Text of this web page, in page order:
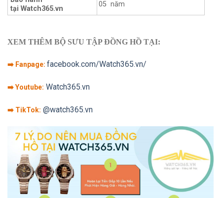
tại Watch365.vn
05 năm
XEM THÊM BỘ SƯU TẬP ĐỒNG HỒ TẠI:
➡️ Fanpage: facebook.com/Watch365.vn/
➡️ Youtube: Watch365.vn
➡️ TikTok: @watch365.vn